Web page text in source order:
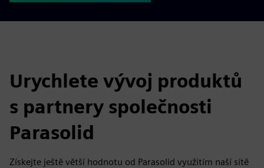
Urychlete vývoj produktů
s partnery společnosti
Parasolid
Získejte ještě větší hodnotu od Parasolid využitím naší sítě